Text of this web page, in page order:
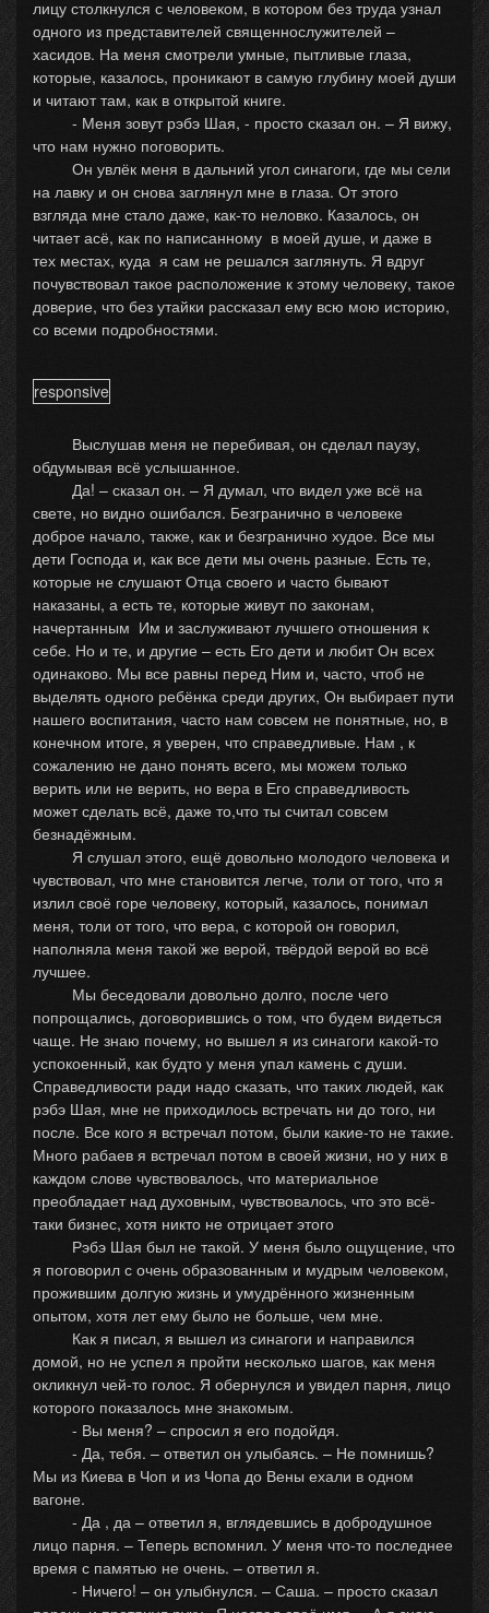
лицу столкнулся с человеком, в котором без труда узнал
одного из представителей священнослужителей –
хасидов. На меня смотрели умные, пытливые глаза,
которые, казалось, проникают в самую глубину моей души
и читают там, как в открытой книге.
- Меня зовут рэбэ Шая, - просто сказал он. – Я вижу,
что нам нужно поговорить.
Он увлёк меня в дальний угол синагоги, где мы сели
на лавку и он снова заглянул мне в глаза. От этого
взгляда мне стало даже, как-то неловко. Казалось, он
читает асё, как по написанному в моей душе, и даже в
тех местах, куда я сам не решался заглянуть. Я вдруг
почувствовал такое расположение к этому человеку, такое
доверие, что без утайки рассказал ему всю мою историю,
со всеми подробностями.
responsive
Выслушав меня не перебивая, он сделал паузу,
обдумывая всё услышанное.
Да! – сказал он. – Я думал, что видел уже всё на
свете, но видно ошибался. Безгранично в человеке
доброе начало, также, как и безгранично худое. Все мы
дети Господа и, как все дети мы очень разные. Есть те,
которые не слушают Отца своего и часто бывают
наказаны, а есть те, которые живут по законам,
начертанным Им и заслуживают лучшего отношения к
себе. Но и те, и другие – есть Его дети и любит Он всех
одинаково. Мы все равны перед Ним и, часто, чтоб не
выделять одного ребёнка среди других, Он выбирает пути
нашего воспитания, часто нам совсем не понятные, но, в
конечном итоге, я уверен, что справедливые. Нам , к
сожалению не дано понять всего, мы можем только
верить или не верить, но вера в Его справедливость
может сделать всё, даже то,что ты считал совсем
безнадёжным.
Я слушал этого, ещё довольно молодого человека и
чувствовал, что мне становится легче, толи от того, что я
излил своё горе человеку, который, казалось, понимал
меня, толи от того, что вера, с которой он говорил,
наполняла меня такой же верой, твёрдой верой во всё
лучшее.
Мы беседовали довольно долго, после чего
попрощались, договорившись о том, что будем видеться
чаще. Не знаю почему, но вышел я из синагоги какой-то
успокоенный, как будто у меня упал камень с души.
Справедливости ради надо сказать, что таких людей, как
рэбэ Шая, мне не приходилось встречать ни до того, ни
после. Все кого я встречал потом, были какие-то не такие.
Много рабаев я встречал потом в своей жизни, но у них в
каждом слове чувствовалось, что материальное
преобладает над духовным, чувствовалось, что это всё-
таки бизнес, хотя никто не отрицает этого
Рэбэ Шая был не такой. У меня было ощущение, что
я поговорил с очень образованным и мудрым человеком,
прожившим долгую жизнь и умудрённого жизненным
опытом, хотя лет ему было не больше, чем мне.
Как я писал, я вышел из синагоги и направился
домой, но не успел я пройти несколько шагов, как меня
окликнул чей-то голос. Я обернулся и увидел парня, лицо
которого показалось мне знакомым.
- Вы меня? – спросил я его подойдя.
- Да, тебя. – ответил он улыбаясь. – Не помнишь?
Мы из Киева в Чоп и из Чопа до Вены ехали в одном
вагоне.
- Да , да – ответил я, вглядевшись в добродушное
лицо парня. – Теперь вспомнил. У меня что-то последнее
время с памятью не очень. – ответил я.
- Ничего! – он улыбнулся. – Саша. – просто сказал